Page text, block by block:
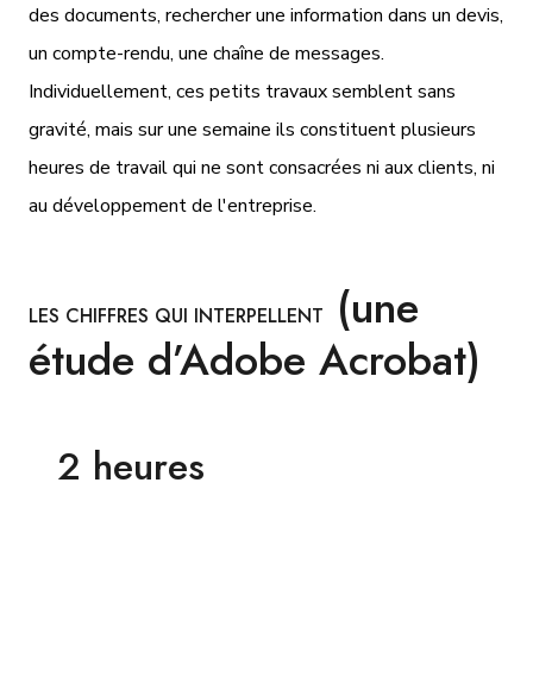
des documents, rechercher une information dans un devis,
un compte-rendu, une chaîne de messages.
Individuellement, ces petits travaux semblent sans
gravité, mais sur une semaine ils constituent plusieurs
heures de travail qui ne sont consacrées ni aux clients, ni
au développement de l'entreprise.
LES CHIFFRES QUI INTERPELLENT
(une
étude d’Adobe Acrobat)
2 heures